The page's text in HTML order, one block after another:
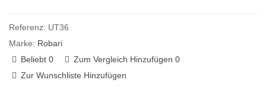
Referenz: UT36
Marke: Robari
Beliebt 0 Zum Vergleich Hinzufügen 0
Zur Wunschliste Hinzufügen